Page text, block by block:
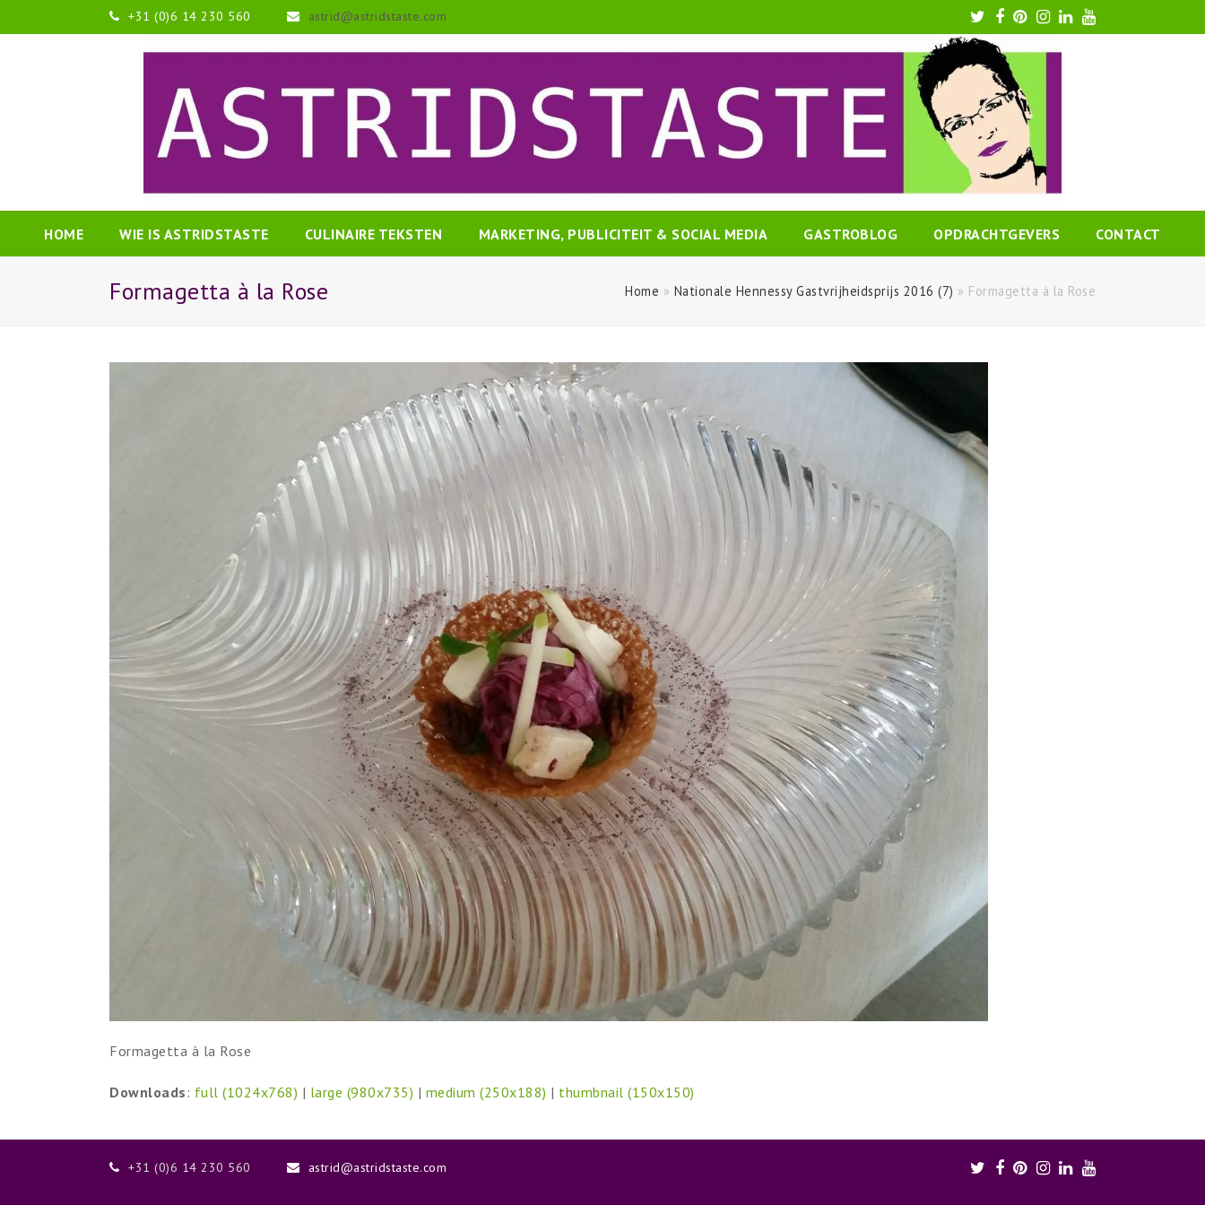
+31 (0)6 14 230 560 astrid@astridstaste.com Twitter
Facebook
Pinterest
Instagram
LinkedIn
Youtube
HOME WIE IS ASTRIDSTASTE CULINAIRE TEKSTEN MARKETING, PUBLICITEIT & SOCIAL MEDIA GASTROBLOG OPDRACHTGEVERS CONTACT
Formagetta à la Rose Home » Nationale Hennessy Gastvrijheidsprijs 2016 (7) » Formagetta à la Rose
Formagetta à la Rose
Downloads : full (1024x768) | large (980x735) | medium (250x188) | thumbnail (150x150)
+31 (0)6 14 230 560 astrid@astridstaste.com Twitter
Facebook
Pinterest
Instagram
LinkedIn
Youtube